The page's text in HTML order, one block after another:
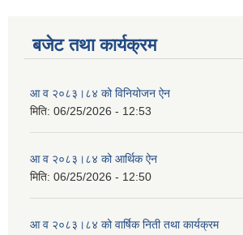
बजेट तथा कार्यक्रम
आ व २०८३।८४ को विनियोजन ऐन
मिति: 06/25/2026 - 12:53
आ व २०८३।८४ को आर्थिक ऐन
मिति: 06/25/2026 - 12:50
आ व २०८३।८४ को वार्षिक निती तथा कार्यक्रम